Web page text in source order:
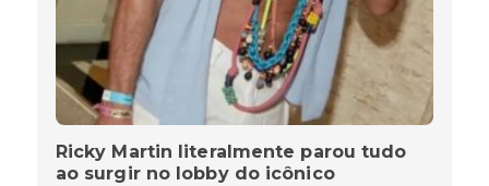
Ricky Martin literalmente parou tudo
ao surgir no lobby do icônico